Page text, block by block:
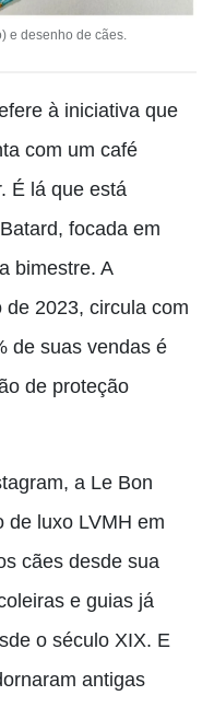
e desenho de cães.
à iniciativa que
com um café
É lá que está
focada em
bimestre. A
2023, circula com
de suas vendas é
de proteção
a Le Bon
de luxo LVMH em
cães desde sua
e guias já
o século XIX. E
antigas